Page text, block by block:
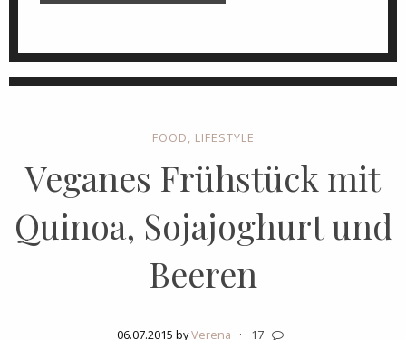
FOOD, LIFESTYLE
Veganes Frühstück mit
Quinoa, Sojajoghurt und
Beeren
06.07.2015 byVerena ·
17